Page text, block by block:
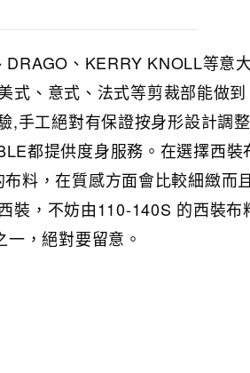
、KERRY KNOLL等意
式、意式、法式等剪裁部能做到
,手工絕對有保證按身形設計調
都提供度身服務。在選擇西裝
料，在質感方面會比較細緻而
裝，不妨由110-140S 的西裝布
，絕對要留意。